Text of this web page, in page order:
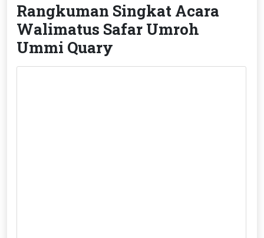
Rangkuman Singkat Acara
Walimatus Safar Umroh
Ummi Quary